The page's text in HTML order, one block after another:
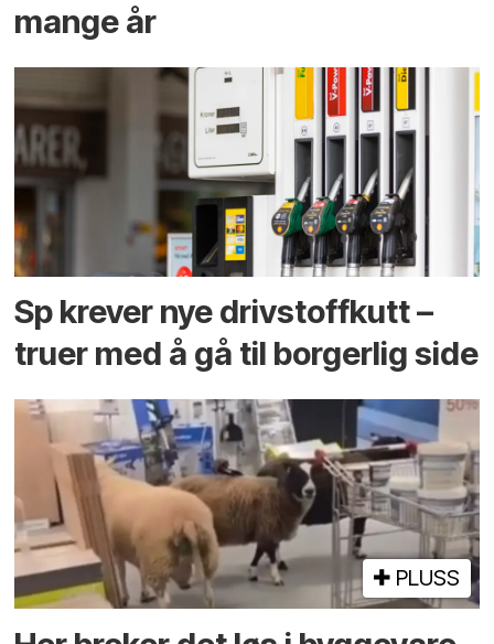
mange år
Sp krever nye drivstoffkutt –
truer med å gå til borgerlig side
PLUSS